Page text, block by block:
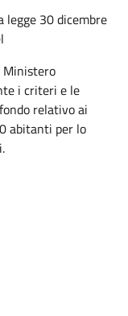
legge 30 dicembre
Ministero
i criteri e le
relativo ai
abitanti per lo